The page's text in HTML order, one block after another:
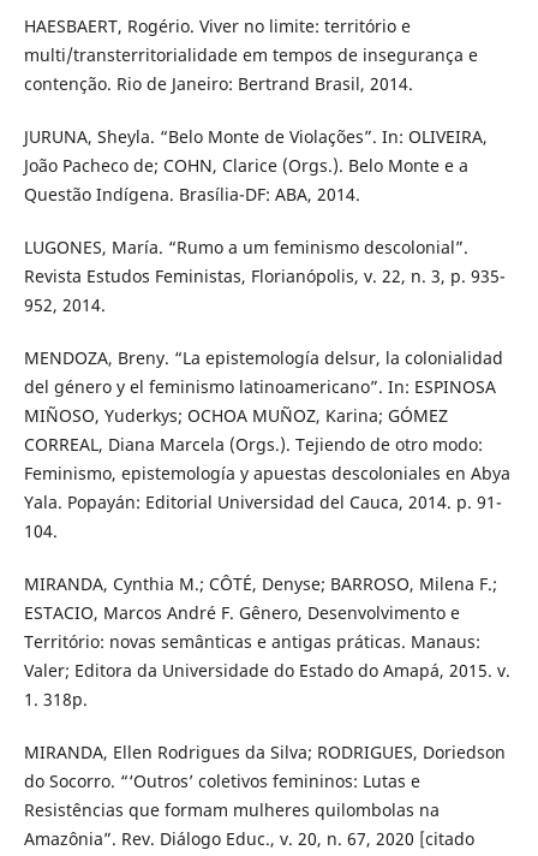
HAESBAERT, Rogério. Viver no limite: território e
multi/transterritorialidade em tempos de insegurança e
contenção. Rio de Janeiro: Bertrand Brasil, 2014.
JURUNA, Sheyla. “Belo Monte de Violações”. In: OLIVEIRA,
João Pacheco de; COHN, Clarice (Orgs.). Belo Monte e a
Questão Indígena. Brasília-DF: ABA, 2014.
LUGONES, María. “Rumo a um feminismo descolonial”.
Revista Estudos Feministas, Florianópolis, v. 22, n. 3, p. 935-
952, 2014.
MENDOZA, Breny. “La epistemología delsur, la colonialidad
del género y el feminismo latinoamericano”. In: ESPINOSA
MIÑOSO, Yuderkys; OCHOA MUÑOZ, Karina; GÓMEZ
CORREAL, Diana Marcela (Orgs.). Tejiendo de otro modo:
Feminismo, epistemología y apuestas descoloniales en Abya
Yala. Popayán: Editorial Universidad del Cauca, 2014. p. 91-
104.
MIRANDA, Cynthia M.; CÔTÉ, Denyse; BARROSO, Milena F.;
ESTACIO, Marcos André F. Gênero, Desenvolvimento e
Território: novas semânticas e antigas práticas. Manaus:
Valer; Editora da Universidade do Estado do Amapá, 2015. v.
1. 318p.
MIRANDA, Ellen Rodrigues da Silva; RODRIGUES, Doriedson
do Socorro. “‘Outros’ coletivos femininos: Lutas e
Resistências que formam mulheres quilombolas na
Amazônia”. Rev. Diálogo Educ., v. 20, n. 67, 2020 [citado